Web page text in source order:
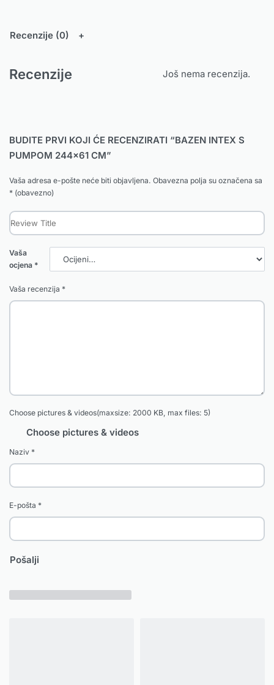
Recenzije (0)
Recenzije Još nema recenzija.
BUDITE PRVI KOJI ĆE RECENZIRATI “BAZEN INTEX S
PUMPOM 244×61 CM”
Vaša adresa e-pošte neće biti objavljena. Obavezna polja su označena sa
* (obavezno)
Vaša
ocjena *
Vaša recenzija *
Choose pictures & videos(maxsize: 2000 KB, max files: 5)
Choose pictures & videos
Naziv *
E-pošta *